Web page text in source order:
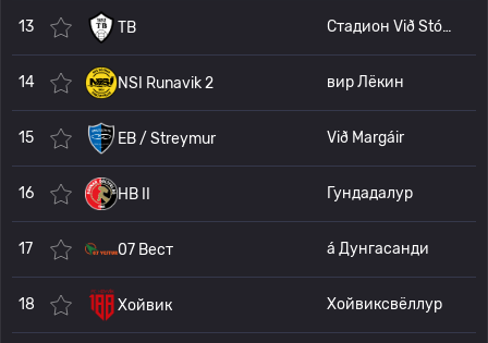
13 TB Стадион Við Stórá
14 NSI Runavik 2 вир Лёкин
15 EB / Streymur Við Margáir
16 HB II Гундадалур
17 07 Вест á Дунгасанди
18 Хойвик Хойвиксвёллур